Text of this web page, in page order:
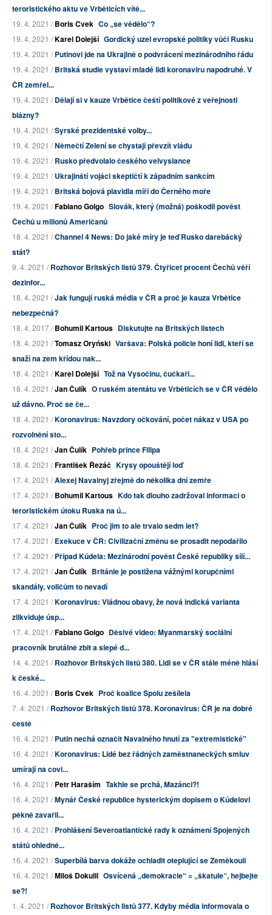
teroristického aktu ve Vrběticích vítě...
19. 4. 2021 /Boris Cvek Co „se vědělo“?
19. 4. 2021 /Karel Dolejší Gordický uzel evropské politiky vůči Rusku
19. 4. 2021 /Putinovi jde na Ukrajině o podvrácení mezinárodního řádu
19. 4. 2021 /Britská studie vystaví mladé lidi koronaviru napodruhé. V
ČR zemřel...
19. 4. 2021 /Dělají si v kauze Vrbětice čeští politikové z veřejnosti
blázny?
19. 4. 2021 /Syrské prezidentské volby...
19. 4. 2021 /Němečtí Zelení se chystají převzít vládu
19. 4. 2021 /Rusko předvolalo českého velvyslance
19. 4. 2021 /Ukrajinští vojáci skeptičtí k západním sankcím
19. 4. 2021 /Britská bojová plavidla míří do Černého moře
19. 4. 2021 /Fabiano Golgo Slovák, který (možná) poškodil pověst
Čechů u milionů Američanů
18. 4. 2021 /Channel 4 News: Do jaké míry je teď Rusko darebácký
stát?
9. 4. 2021 /Rozhovor Britských listů 379. Čtyřicet procent Čechů věří
dezinfor...
18. 4. 2021 /Jak fungují ruská média v ČR a proč je kauza Vrbětice
nebezpečná?
18. 4. 2017 /Bohumil Kartous Diskutujte na Britských listech
18. 4. 2021 /Tomasz Oryński Varšava: Polská policie honí lidi, kteří se
snaží na zem křídou nak...
18. 4. 2021 /Karel Dolejší Tož na Vysočinu, čučkaři...
18. 4. 2021 /Jan Čulík O ruském atentátu ve Vrběticích se v ČR vědělo
už dávno. Proč se če...
18. 4. 2021 /Koronavirus: Navzdory očkování, počet nákaz v USA po
rozvolnění sto...
18. 4. 2021 /Jan Čulík Pohřeb prince Filipa
18. 4. 2021 /František Řezáč Krysy opouštějí loď
17. 4. 2021 /Alexej Navalnyj zřejmě do několika dní zemře
17. 4. 2021 /Bohumil Kartous Kdo tak dlouho zadržoval informaci o
teroristickém útoku Ruska na ú...
17. 4. 2021 /Jan Čulík Proč jim to ale trvalo sedm let?
17. 4. 2021 /Exekuce v ČR: Civilizační změnu se prosadit nepodařilo
17. 4. 2021 /Případ Kúdela: Mezinárodní pověst České republiky sílí...
17. 4. 2021 /Jan Čulík Británie je postižena vážnými korupčními
skandály, voličům to nevadí
17. 4. 2021 /Koronavirus: Vládnou obavy, že nová indická varianta
zlikviduje úsp...
17. 4. 2021 /Fabiano Golgo Děsivé video: Myanmarský sociální
pracovník brutálně zbit a slepé d...
14. 4. 2021 /Rozhovor Britských listů 380. Lidi se v ČR stále méně hlásí
k české...
16. 4. 2021 /Boris Cvek Proč koalice Spolu zešílela
7. 4. 2021 /Rozhovor Britských listů 378. Koronavirus: ČR je na dobré
cestě
16. 4. 2021 /Putin nechá označit Navalného hnutí za "extremistické"
16. 4. 2021 /Koronavirus: Lidé bez řádných zaměstnaneckých smluv
umírají na covi...
16. 4. 2021 /Petr Haraším Takhle se prchá, Mazánci?!
16. 4. 2021 /Mynář České republice hysterickým dopisem o Kúdelovi
pěkně zavařil...
16. 4. 2021 /Prohlášení Severoatlantické rady k oznámení Spojených
států ohledně...
16. 4. 2021 /Superbílá barva dokáže ochladit oteplující se Zeměkouli
16. 4. 2021 /Miloš Dokulil Osvícená „demokracie“ = „škatule“, hejbejte
se?!
1. 4. 2021 /Rozhovor Britských listů 377. Kdyby média informovala o